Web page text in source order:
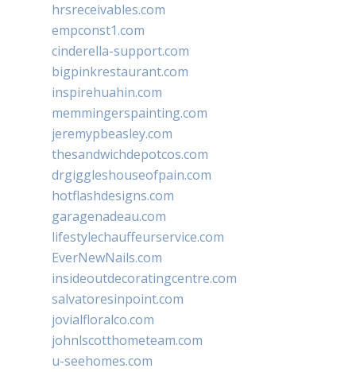
hrsreceivables.com
empconst1.com
cinderella-support.com
bigpinkrestaurant.com
inspirehuahin.com
memmingerspainting.com
jeremypbeasley.com
thesandwichdepotcos.com
drgiggleshouseofpain.com
hotflashdesigns.com
garagenadeau.com
lifestylechauffeurservice.com
EverNewNails.com
insideoutdecoratingcentre.com
salvatoresinpoint.com
jovialfloralco.com
johnlscotthometeam.com
u-seehomes.com